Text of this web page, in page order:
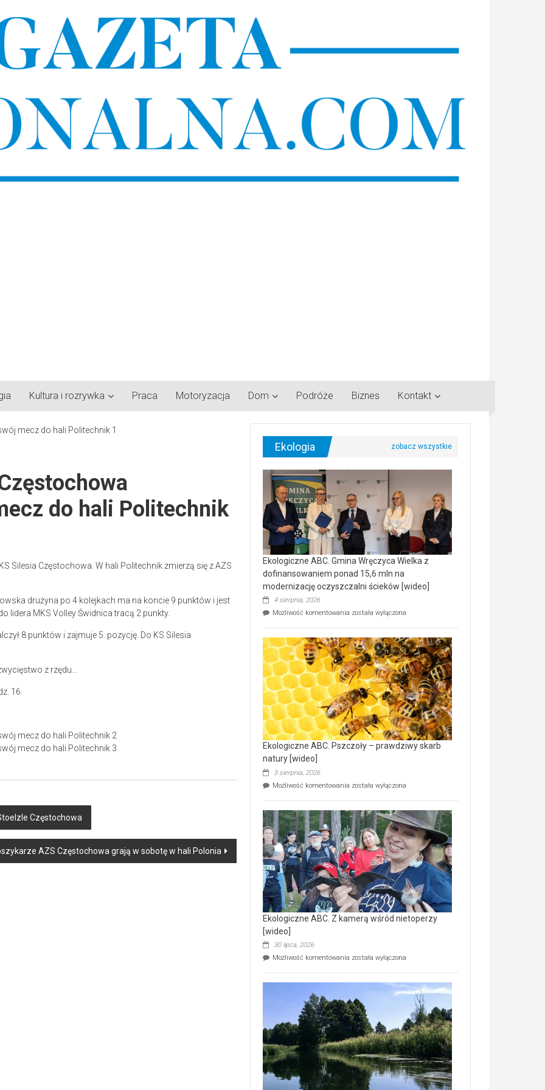
Kultura i rozrywka Praca Motoryzacja Dom Podróże Biznes Kontakt
do hali Politechnik
Silesia Częstochowa. W hali Politechnik zmierzą się z AZS
drużyna po 4 kolejkach ma na koncie 9 punktów i jest
lidera MKS Volley Świdnica tracą 2 punkty.
8 punktów i zajmuje 5. pozycję. Do KS Silesia
z rzędu…
16.
Częstochowa
AZS Częstochowa grają w sobotę w hali Polonia
Ekologia
Ekologiczne ABC. Gmina Wręczyca Wielka z
dofinansowaniem ponad 15,6 mln na
modernizację oczyszczalni ścieków [wideo]
4 sierpnia, 2026
Możliwość komentowania Ekologiczne
Wręczyca
Wielka
z
dofinansowaniem
ponad
15,6
mln
na
modernizację
oczyszczalni
ścieków
[wideo]
została wyłączona
Ekologiczne ABC. Pszczoły – prawdziwy skarb
natury [wideo]
3 sierpnia, 2026
Możliwość komentowania Ekologiczne
–
prawdziwy
skarb
natury
[wideo]
została wyłączona
Ekologiczne ABC. Z kamerą wśród nietoperzy
[wideo]
30 lipca, 2026
Możliwość komentowania Ekologiczne
wśród
nietoperzy
[wideo]
została wyłączona